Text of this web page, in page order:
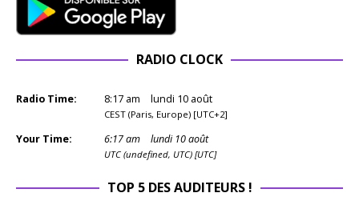
RADIO CLOCK
Radio Time: 8:17 am lundi 10 août
CEST (Paris, Europe) [UTC+2]
Your Time: 6:17am lundi 10 août
UTC (undefined, UTC) [UTC]
TOP 5 DES AUDITEURS !